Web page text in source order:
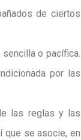
de ciertos
o pacífica.
por las
las reglas y las
que se asocie, en